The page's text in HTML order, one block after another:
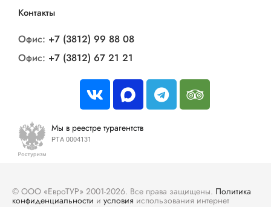
Контакты
Офис: +7 (3812) 99 88 08
Офис: +7 (3812) 67 21 21
Мы в реестре турагентств
РТА 0004131
© ООО «ЕвроТУР» 2001-2026. Все права защищены. Политика
конфиденциальности и условия использования интернет